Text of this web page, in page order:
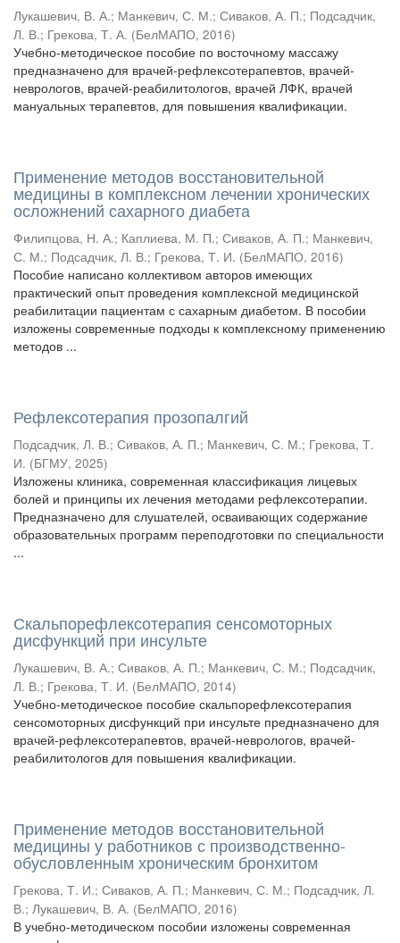
Лукашевич, В. А.; Манкевич, С. М.; Сиваков, А. П.; Подсадчик,
Л. В.; Грекова, Т. А. (БелМАПО, 2016)
Учебно-методическое пособие по восточному массажу
предназначено для врачей-рефлексотерапевтов, врачей-
неврологов, врачей-реабилитологов, врачей ЛФК, врачей
мануальных терапевтов, для повышения квалификации.
Применение методов восстановительной
медицины в комплексном лечении хронических
осложнений сахарного диабета
Филипцова, Н. А.; Каплиева, М. П.; Сиваков, А. П.; Манкевич,
С. М.; Подсадчик, Л. В.; Грекова, Т. И. (БелМАПО, 2016)
Пособие написано коллективом авторов имеющих
практический опыт проведения комплексной медицинской
реабилитации пациентам с сахарным диабетом. В пособии
изложены современные подходы к комплексному применению
методов ...
Рефлексотерапия прозопалгий
Подсадчик, Л. В.; Сиваков, А. П.; Манкевич, С. М.; Грекова, Т.
И. (БГМУ, 2025)
Изложены клиника, современная классификация лицевых
болей и принципы их лечения методами рефлексотерапии.
Предназначено для слушателей, осваивающих содержание
образовательных программ переподготовки по специальности
...
Скальпорефлексотерапия сенсомоторных
дисфункций при инсульте
Лукашевич, В. А.; Сиваков, А. П.; Манкевич, С. М.; Подсадчик,
Л. В.; Грекова, Т. И. (БелМАПО, 2014)
Учебно-методическое пособие скальпорефлексотерапия
сенсомоторных дисфункций при инсульте предназначено для
врачей-рефлексотерапевтов, врачей-неврологов, врачей-
реабилитологов для повышения квалификации.
Применение методов восстановительной
медицины у работников с производственно-
обусловленным хроническим бронхитом
Грекова, Т. И.; Сиваков, А. П.; Манкевич, С. М.; Подсадчик, Л.
В.; Лукашевич, В. А. (БелМАПО, 2016)
В учебно-методическом пособии изложены современная